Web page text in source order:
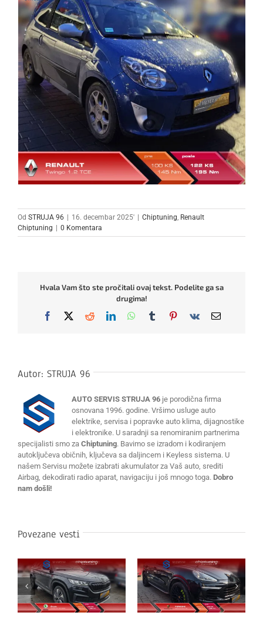
Od STRUJA 96 | 16. decembar 2025' | Chiptuning Renault
Chiptuning | 0 Komentara
Hvala Vam što ste pročitali ovaj tekst. Podelite ga sa
drugima!
Facebook
X RedditLinkedInWhatsApp
TumblrPinterest
Vk Email
Autor: STRUJA 96
AUTO SERVIS STRUJA 96 je porodična firma
osnovana 1996. godine. Vršimo usluge auto
elektrike, servisa i popravke auto klima, dijagnostike
i elektronike. U saradnji sa renomiranim partnerima
specijalisti smo za Chiptuning. Bavimo se izradom i kodiranjem
autoključeva običnih, ključeva sa daljincem i Keyless sistema. U
našem Servisu možete izabrati akumulator za Vaš auto, srediti
Airbag, dekodirati radio aparat, navigaciju i još mnogo toga. Dobro
nam došli!
Povezane vesti